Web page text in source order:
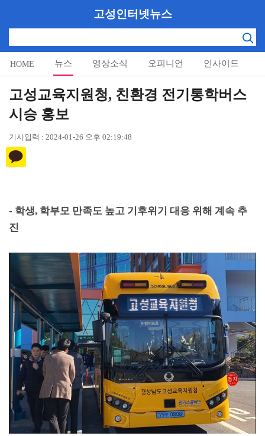
고성인터넷뉴스
HOME 뉴스 영상소식 오피니언 인사이드
알림마당
고성교육지원청, 친환경 전기통학버스
시승 홍보
기사입력 : 2024-01-26 오후 02:19:48
- 학생, 학부모 만족도 높고 기후위기 대응 위해 계속 추
진